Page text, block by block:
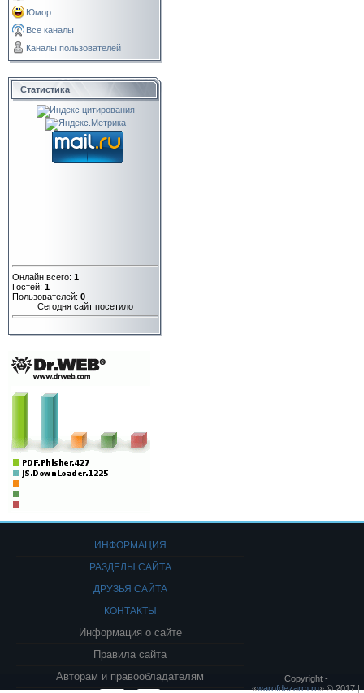
Юмор
Все каналы
Каналы пользователей
Статистика
Онлайн всего: 1
Гостей: 1
Пользователей: 0
Сегодня сайт посетило
ИНФОРМАЦИЯ
РАЗДЕЛЫ САЙТА
ДРУЗЬЯ САЙТА
КОНТАКТЫ
Информация о сайте
Правила сайта
Авторам и правообладателям
Copyright -
«warofdezarm.ru» © 2017 |